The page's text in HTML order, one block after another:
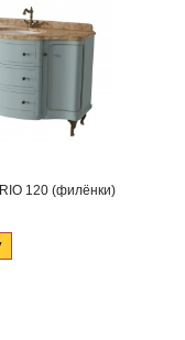
120 (филёнки)